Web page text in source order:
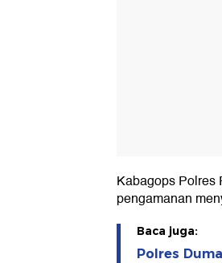
Kabagops Polres
pengamanan
Baca juga:
Polres